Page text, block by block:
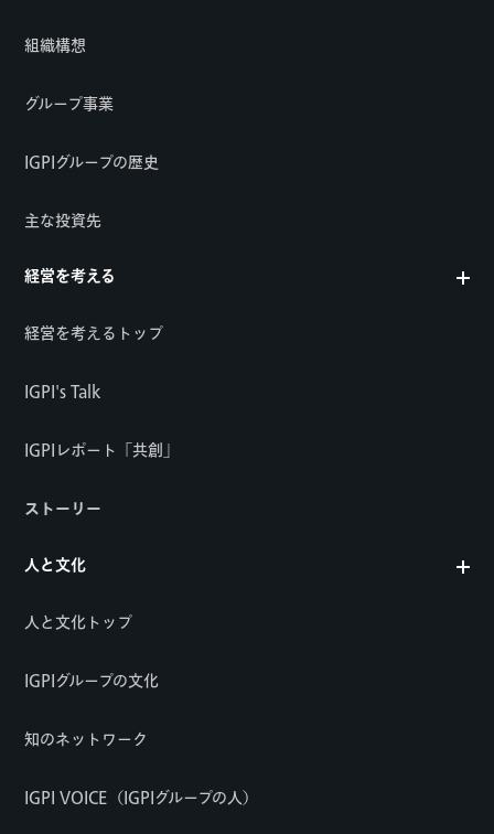
組織構想
グループ事業
IGPIグループの歴史
主な投資先
経営を考える
経営を考えるトップ
IGPI's Talk
IGPIレポート「共創」
ストーリー
人と文化
人と文化トップ
IGPIグループの文化
知のネットワーク
IGPI VOICE（IGPIグループの人）